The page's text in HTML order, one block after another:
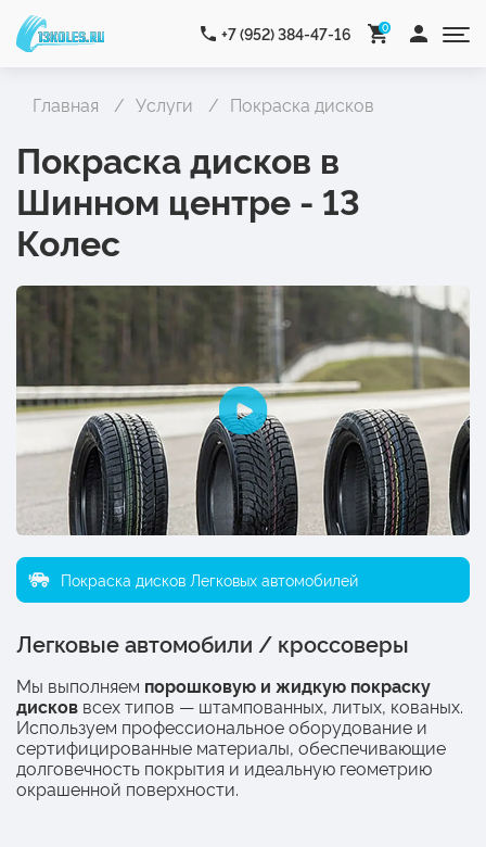
+7 (952) 384-47-16 0
Главная Услуги Покраска дисков
Покраска дисков в
Шинном центре - 13
Колес
Покраска дисков Легковых автомобилей
Легковые автомобили / кроссоверы
Мы выполняем порошковую и жидкую покраску
дисков всех типов — штампованных, литых, кованых.
Используем профессиональное оборудование и
сертифицированные материалы, обеспечивающие
долговечность покрытия и идеальную геометрию
окрашенной поверхности.